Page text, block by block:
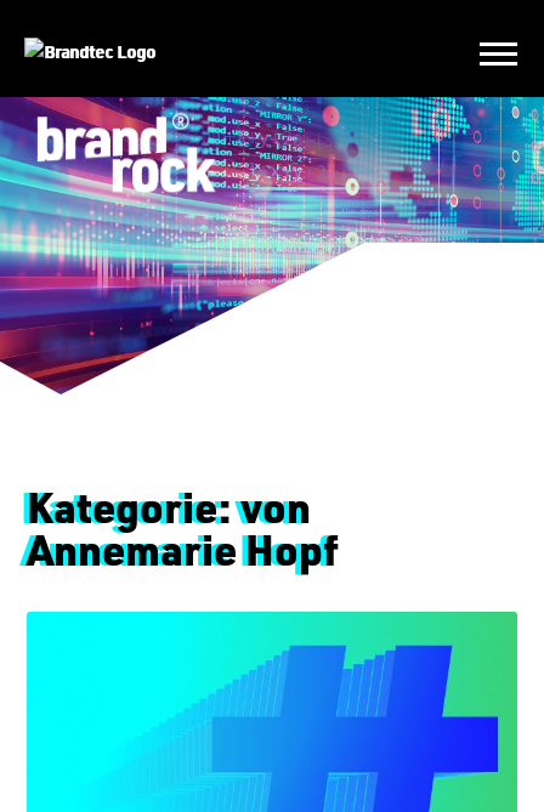
Kategorie:von
Annemarie Hopf